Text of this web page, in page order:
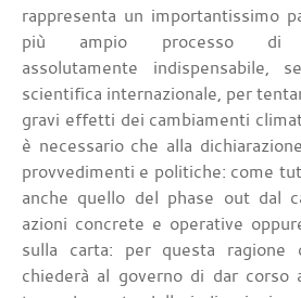
rappresenta un importantissimo
più ampio processo di
assolutamente indispensabile,
scientifica internazionale, per
gravi effetti dei cambiamenti
è necessario che alla
provvedimenti e politiche: come
anche quello del phase out dal
azioni concrete e operative
sulla carta: per questa
chiederà al governo di dar corso